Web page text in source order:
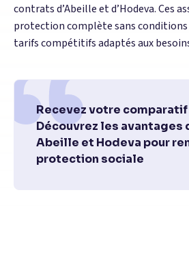
contrats d’Abeille et d’Hodeva. Ces
protection complète sans conditions
tarifs compétitifs adaptés aux
Recevez votre
Découvrez les avantages
Abeille et Hodeva pour
protection sociale